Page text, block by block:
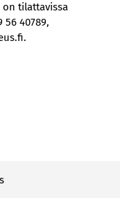
on tilattavissa
40789,